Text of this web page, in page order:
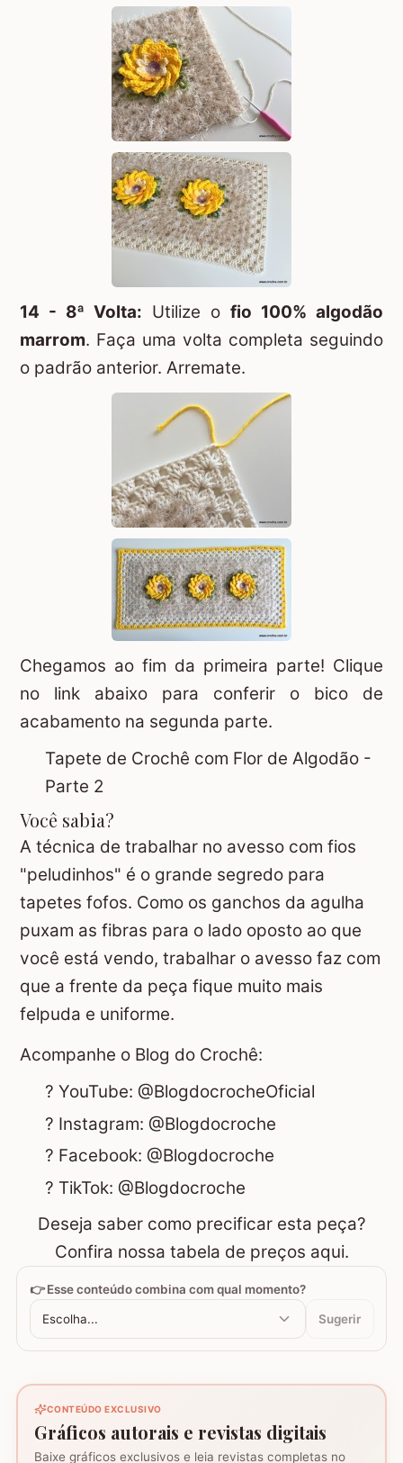
14 - 8ª Volta: Utilize o fio 100% algodão
marrom. Faça uma volta completa seguindo
o padrão anterior. Arremate.
Chegamos ao fim da primeira parte! Clique
no link abaixo para conferir o bico de
acabamento na segunda parte.
Tapete de Crochê com Flor de Algodão -
Parte 2
Você sabia?
A técnica de trabalhar no avesso com fios
"peludinhos" é o grande segredo para
tapetes fofos. Como os ganchos da agulha
puxam as fibras para o lado oposto ao que
você está vendo, trabalhar o avesso faz com
que a frente da peça fique muito mais
felpuda e uniforme.
Acompanhe o Blog do Crochê:
?YouTube: @BlogdocrocheOficial
? Instagram: @Blogdocroche
? Facebook: @Blogdocroche
? TikTok: @Blogdocroche
Deseja saber como precificar esta peça?
Confira nossa tabela de preços aqui.
👉 Esse conteúdo combina com qual momento?
Escolha... Sugerir
CONTEÚDO EXCLUSIVO
Gráficos autorais e revistas digitais
Baixe gráficos exclusivos e leia revistas completas no